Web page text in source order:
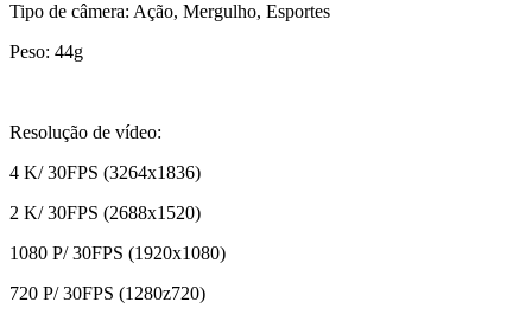
Tipo de câmera: Ação, Mergulho, Esportes
Peso: 44g
Resolução de vídeo:
4 K/ 30FPS (3264x1836)
2 K/ 30FPS (2688x1520)
1080 P/ 30FPS (1920x1080)
720 P/ 30FPS (1280z720)